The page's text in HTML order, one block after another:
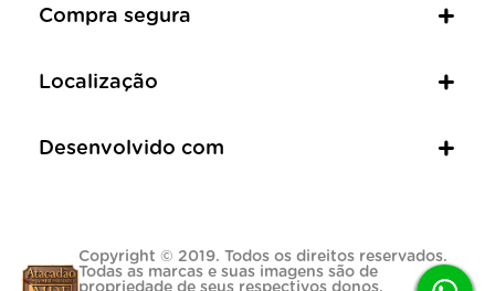
Compra segura
Localização
Desenvolvido com
Copyright © 2019. Todos os direitos reservados.
Todas as marcas e suas imagens são de
propriedade de seus respectivos donos.